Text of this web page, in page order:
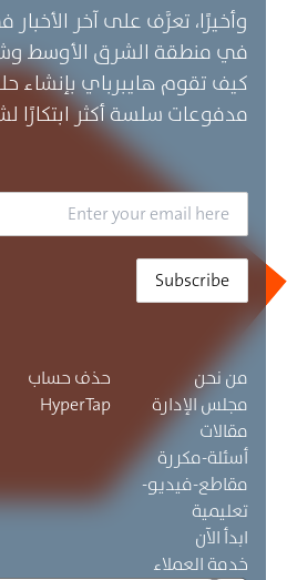
وأخيرًا، تعرَّف على آخر
في منطقة الشرق الأوسط
كيف تقوم هايبرباي بإنشاء
مدفوعات سلسة أكثر ابتكارًا
Subscribe
من نحن
مجلس الإدارة
مقالات
أسئلة-مكررة
مقاطع-فيديو-
تعليمية
ابدأ الآن
خدمة العملاء
حذف حساب
HyperTap